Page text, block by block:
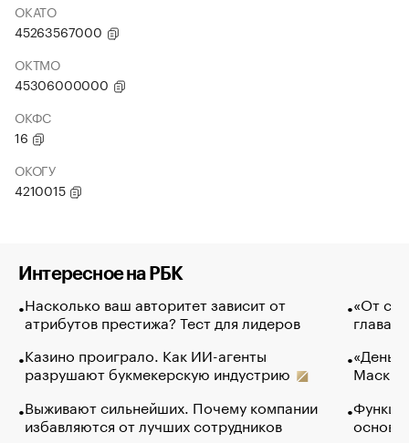
ОКАТО
45263567000
ОКТМО
45306000000
ОКФС
16
ОКОГУ
4210015
Интересное на РБК
Насколько ваш авторитет зависит от
атрибутов престижа? Тест для лидеров
Казино проиграло. Как ИИ-агенты
разрушают букмекерскую индустрию
Выживают сильнейших. Почему компании
избавляются от лучших сотрудников
«От
глава
Маск в
основ